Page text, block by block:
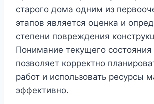
старого дома одним из
этапов является оценка и
степени повреждения
Понимание текущего состояния
позволяет корректно
работ и использовать ресурсы
эффективно.